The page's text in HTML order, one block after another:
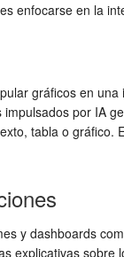
enfocarse en la
gráficos en
por IA
tabla o
y dashboards